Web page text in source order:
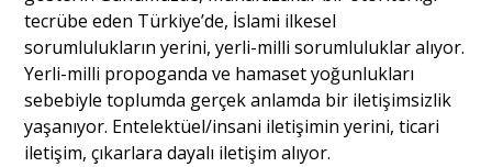
tecrübe eden Türkiye’de, İslami ilkesel
sorumlulukların yerini, yerli-milli sorumluluklar alıyor.
Yerli-milli propoganda ve hamaset yoğunlukları
sebebiyle toplumda gerçek anlamda bir iletişimsizlik
yaşanıyor. Entelektüel/insani iletişimin yerini, ticari
iletişim, çıkarlara dayalı iletişim alıyor.